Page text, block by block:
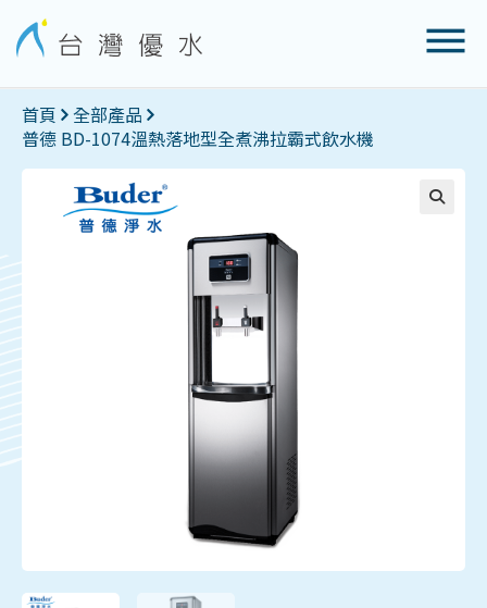
首頁
全部產品
普德 BD-1074溫熱落地型全煮沸拉霸式飲水機